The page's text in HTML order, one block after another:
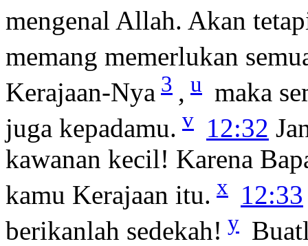
mengenal Allah. Akan
memang memerlukan
Kerajaan-Nya 3 , u maka
juga kepadamu. v 12:32
kawanan kecil! Karena
kamu Kerajaan itu. x
12:33
berikanlah sedekah! y